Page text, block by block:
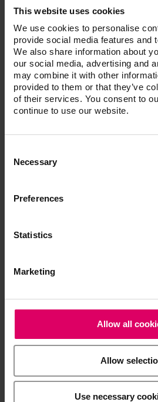
This website uses cookies
We use cookies to personalise
provide social media features and
We also share information about
our social media, advertising and
may combine it with other
provided to them or that they’ve
of their services. You consent to
continue to use our website.
Selection
Necessary
Preferences
Statistics
Marketing
Allow all
Allow
Use necessary
Accéder aux modes d'emploi
Recommandation de mise
Guide de démarrage rapide
Bibliothèques de matériaux
Résumé de la sécurité et
cliniques (RSPC)
Risques généraux